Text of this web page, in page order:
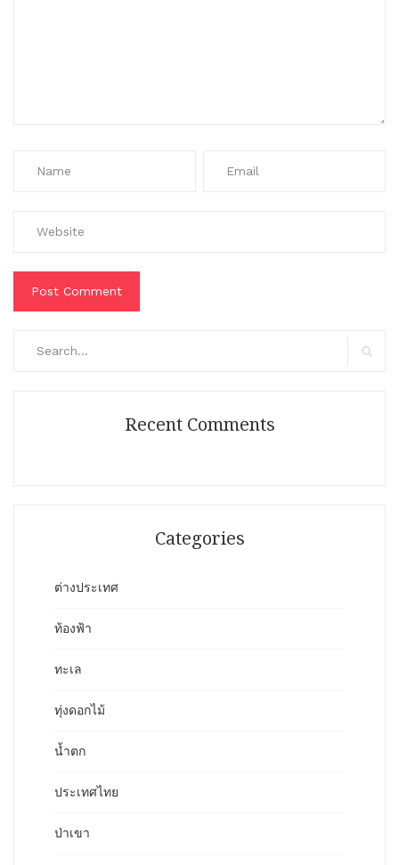
Recent Comments
Categories
ต่างประเทศ
ท้องฟ้า
ทะเล
ทุ่งดอกไม้
น้ำตก
ประเทศไทย
ป่าเขา